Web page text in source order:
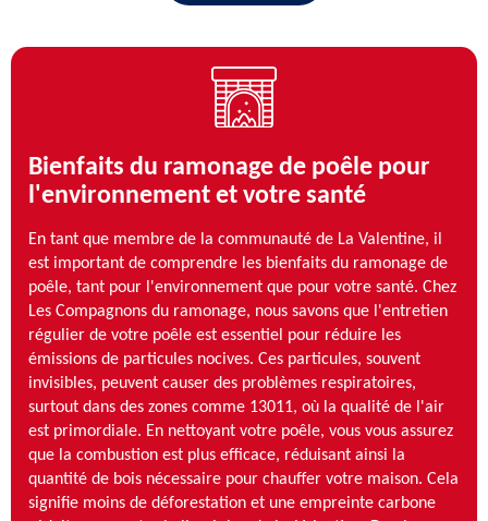
Bienfaits du ramonage de poêle pour
l'environnement et votre santé
En tant que membre de la communauté de La Valentine, il
est important de comprendre les bienfaits du ramonage de
poêle, tant pour l'environnement que pour votre santé. Chez
Les Compagnons du ramonage, nous savons que l'entretien
régulier de votre poêle est essentiel pour réduire les
émissions de particules nocives. Ces particules, souvent
invisibles, peuvent causer des problèmes respiratoires,
surtout dans des zones comme 13011, où la qualité de l'air
est primordiale. En nettoyant votre poêle, vous vous assurez
que la combustion est plus efficace, réduisant ainsi la
quantité de bois nécessaire pour chauffer votre maison. Cela
signifie moins de déforestation et une empreinte carbone